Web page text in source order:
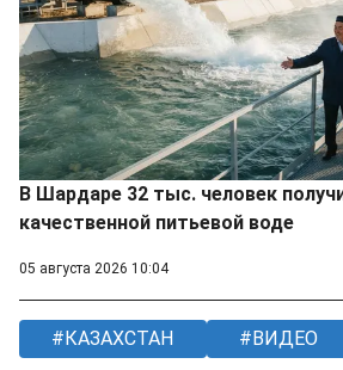
В Шардаре 32 тыс. человек
качественной питьевой воде
05 августа 2026 10:04
КАЗАХСТАН ВИДЕО